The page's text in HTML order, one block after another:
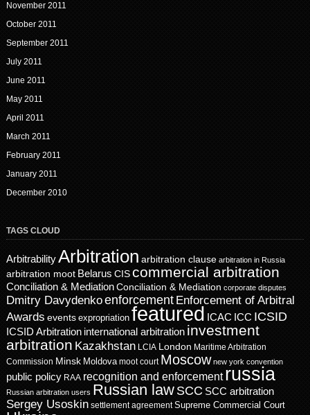
November 2011
October 2011
September 2011
July 2011
June 2011
May 2011
April 2011
March 2011
February 2011
January 2011
December 2010
TAGS CLOUD
ArbitrabilityArbitration arbitration clause arbitration in Russia
arbitration moot Belarus CIScommercial arbitration
Conciliation & MediationConciliation & Mediation corporate disputes
Dmitry Davydenkoenforcement Enforcement of Arbitral
Awards events expropriation featured ICAC ICC ICSID
ICSID Arbitration international arbitration investment
arbitration Kazakhstan LCIA London Maritime Arbitration
Commission Minsk Moldova moot court Moscow new york convention
public policy RAA recognition and enforcement russia
Russian arbitration users Russian law SCC SCC arbitration
Sergey Usoskin settlement agreement Supreme Commercial Court